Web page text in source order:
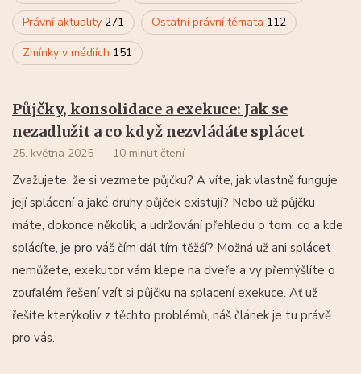
Právní aktuality 271 Ostatní právní témata 112
Zmínky v médiích 151
Půjčky, konsolidace a exekuce: Jak se
nezadlužit a co když nezvládáte splácet
25. května 2025 10 minut čtení
Zvažujete, že si vezmete půjčku? A víte, jak vlastně funguje
její splácení a jaké druhy půjček existují? Nebo už půjčku
máte, dokonce několik, a udržování přehledu o tom, co a kde
splácíte, je pro váš čím dál tím těžší? Možná už ani splácet
nemůžete, exekutor vám klepe na dveře a vy přemýšlíte o
zoufalém řešení vzít si půjčku na splacení exekuce. Ať už
řešíte kterýkoliv z těchto problémů, náš článek je tu právě
pro vás.